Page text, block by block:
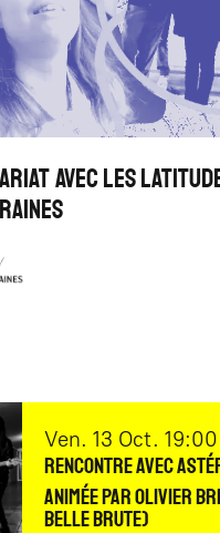
avec Les
vendredi
Ven. 13 octobre
Oct. 19:00
Rencontre avec
animée par Olivier
Belle Brute)